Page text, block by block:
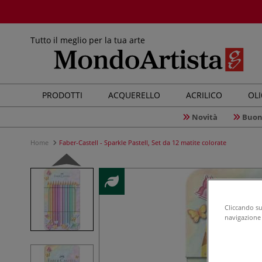
Tutto il meglio per la tua arte
PRODOTTI ACQUERELLO ACRILICO
Novità
Home Faber-Castell - Sparkle Pastell, Set da 12 matite colorate
Cliccando